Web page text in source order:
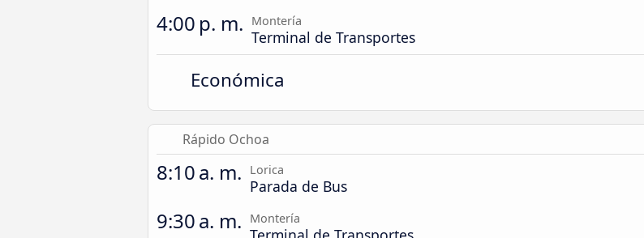
4:00 p. m. Montería
Terminal de Transportes
Económica
Rápido Ochoa
8:10 a. m. Lorica
Parada de Bus
9:30 a. m. Montería